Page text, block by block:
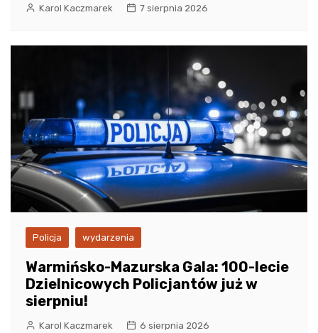
Karol Kaczmarek 7 sierpnia 2026
Policja wydarzenia
Warmińsko-Mazurska Gala: 100-lecie
Dzielnicowych Policjantów już w
sierpniu!
Karol Kaczmarek 6 sierpnia 2026